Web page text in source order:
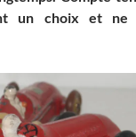
un choix et ne